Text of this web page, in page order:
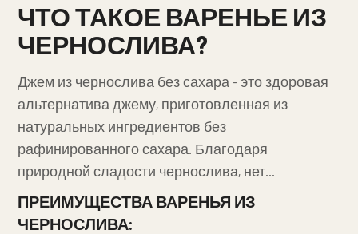
ЧТО ТАКОЕ ВАРЕНЬЕ ИЗ
ЧЕРНОСЛИВА?
Джем из чернослива без сахара - это здоровая
альтернатива джему, приготовленная из
натуральных ингредиентов без
рафинированного сахара. Благодаря
природной сладости чернослива, нет
необходимости добавлять дополнительный
сахар, что делает его прекрасной здоровой
ПРЕИМУЩЕСТВА ВАРЕНЬЯ ИЗ
ЧЕРНОСЛИВА: